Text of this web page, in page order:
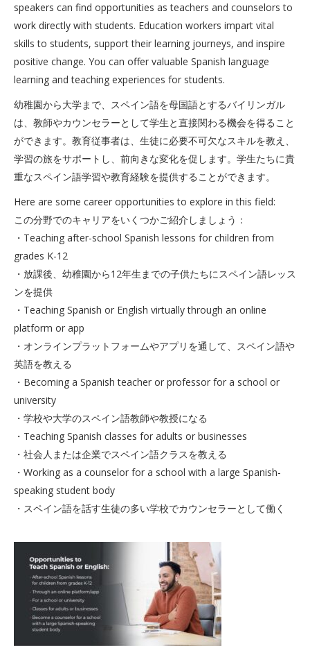
speakers can find opportunities as teachers and counselors to
work directly with students. Education workers impart vital
skills to students, support their learning journeys, and inspire
positive change. You can offer valuable Spanish language
learning and teaching experiences for students.
幼稚園から大学まで、スペイン語を母国語とするバイリンガル
は、教師やカウンセラーとして学生と直接関わる機会を得ること
ができます。教育従事者は、生徒に必要不可欠なスキルを教え、
学習の旅をサポートし、前向きな変化を促します。学生たちに貴
重なスペイン語学習や教育経験を提供することができます。
Here are some career opportunities to explore in this field:
この分野でのキャリアをいくつかご紹介しましょう：
・Teaching after-school Spanish lessons for children from
grades K-12
・放課後、幼稚園から12年生までの子供たちにスペイン語レッス
ンを提供
・Teaching Spanish or English virtually through an online
platform or app
・オンラインプラットフォームやアプリを通して、スペイン語や
英語を教える
・Becoming a Spanish teacher or professor for a school or
university
・学校や大学のスペイン語教師や教授になる
・Teaching Spanish classes for adults or businesses
・社会人または企業でスペイン語クラスを教える
・Working as a counselor for a school with a large Spanish-
speaking student body
・スペイン語を話す生徒の多い学校でカウンセラーとして働く